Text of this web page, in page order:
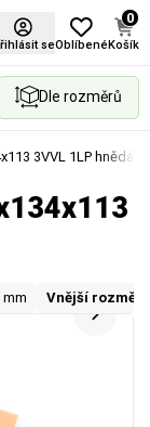
seOblíbené
0
Košík
Dle rozměrů
3VVL 1LP hnědá
mm Vnější rozměr: